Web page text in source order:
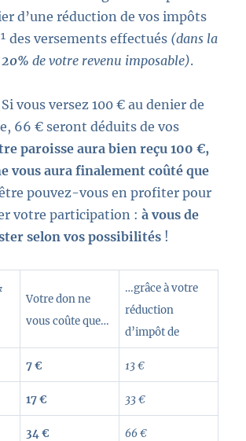
d’une réduction de vos impôts
des versements effectués (dans la
20% de votre revenu imposable).
Si vous versez 100 € au denier de
66 € seront déduits de vos
paroisse aura bien reçu 100 €,
vous aura finalement coûté que
pouvez-vous en profiter pour
votre participation : à vous de
selon vos possibilités !
Votre don ne
vous coûte que…
…grâce à votre
réduction
d’impôt de
7 € 13 €
17 € 33 €
34 € 66 €